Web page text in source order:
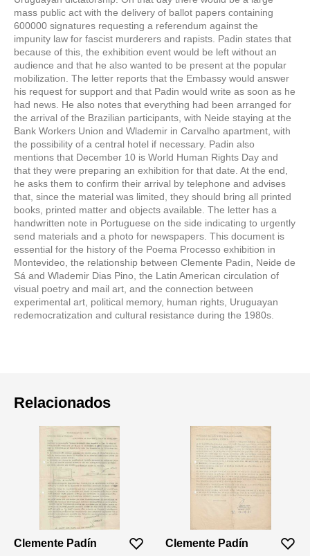
mass public act with the delivery of ballot papers containing
600000 signatures requesting a referendum against the
impunity law for fascist murderers and rapists. Padin states that
because of this, the exhibition event would be left without an
audience and that he also wanted to be present at the popular
mobilization. The letter reports that the Embassy would answer
his request for support and that Padin would write as soon as he
had news. He also notes that everything had been arranged for
the arrival of the Brazilian participants, with Neide staying at the
Bank Workers Union and Wlademir in Carvalho apartment, with
the possibility of a central hotel if necessary. Padin also
mentions that December 10 is World Human Rights Day and
that they were preparing an exhibition for that date. At the end,
he asks them to confirm their arrival by telephone and advises
that, since the material was limited, they should bring all printed
books, printed matter and objects available. The letter has a
handwritten note in Portuguese on the side indicating to urgently
send materials and a photo for newspapers. This document is
essential for the history of the Poema Processo exhibition in
Montevideo, the relationship between Clemente Padin, Neide de
Sá and Wlademir Dias Pino, the Latin American circulation of
visual poetry and mail art, and the connection between
experimental art, political memory, human rights, Uruguayan
redemocratization and cultural resistance during the 1980s.
Relacionados
Clemente Padín Clemente Padín